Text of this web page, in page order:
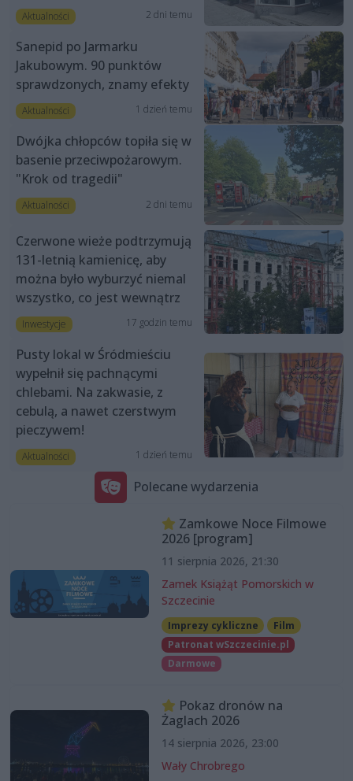
Aktualności 2 dni temu
Sanepid po Jarmarku
Jakubowym. 90 punktów
sprawdzonych, znamy efekty
Aktualności 1 dzień temu
Dwójka chłopców topiła się w
basenie przeciwpożarowym.
"Krok od tragedii"
Aktualności 2 dni temu
Czerwone wieże podtrzymują
131-letnią kamienicę, aby
można było wyburzyć niemal
wszystko, co jest wewnątrz
Inwestycje 17 godzin temu
Pusty lokal w Śródmieściu
wypełnił się pachnącymi
chlebami. Na zakwasie, z
cebulą, a nawet czerstwym
pieczywem!
Aktualności 1 dzień temu
Polecane wydarzenia
Zamkowe Noce Filmowe
2026 [program]
11 sierpnia 2026, 21:30
Zamek Książąt Pomorskich w
Szczecinie
Imprezy cykliczne
Film
Patronat wSzczecinie.pl
Darmowe
Pokaz dronów na
Żaglach 2026
14 sierpnia 2026, 23:00
Wały Chrobrego